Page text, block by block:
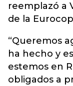
reemplazó a
de la
“Queremos
ha hecho y
estemos en
obligados a